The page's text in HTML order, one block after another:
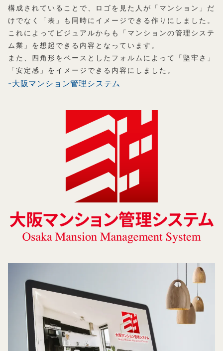
構成されていることで、ロゴを見た人が「マンション」だ
けでなく「表」も同時にイメージできる作りにしました。
これによってビジュアルからも「マンションの管理システ
ム業」を想起できる内容となっています。
また、四角形をベースとしたフォルムによって「堅牢さ」
「安定感」をイメージできる内容にしました。
-大阪マンション管理システム